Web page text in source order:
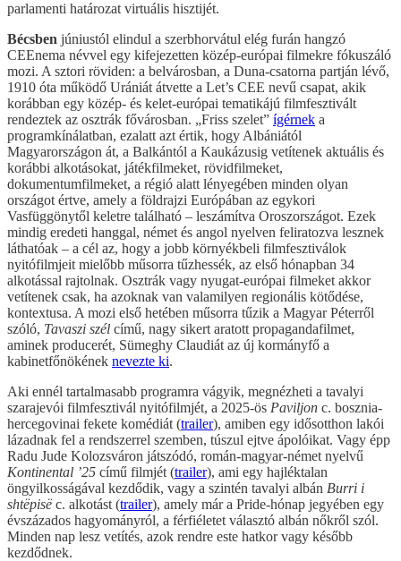
parlamenti határozat virtuális hisztijét.
Bécsben júniustól elindul a szerbhorvátul elég furán hangzó
CEEnema névvel egy kifejezetten közép-európai filmekre fókuszáló
mozi. A sztori röviden: a belvárosban, a Duna-csatorna partján lévő,
1910 óta működő Urániát átvette a Let’s CEE nevű csapat, akik
korábban egy közép- és kelet-európai tematikájú filmfesztivált
rendeztek az osztrák fővárosban. „Friss szelet” ígérnek a
programkínálatban, ezalatt azt értik, hogy Albániától
Magyarországon át, a Balkántól a Kaukázusig vetítenek aktuális és
korábbi alkotásokat, játékfilmeket, rövidfilmeket,
dokumentumfilmeket, a régió alatt lényegében minden olyan
országot értve, amely a földrajzi Európában az egykori
Vasfüggönytől keletre található – leszámítva Oroszországot. Ezek
mindig eredeti hanggal, német és angol nyelven feliratozva lesznek
láthatóak – a cél az, hogy a jobb környékbeli filmfesztiválok
nyitófilmjeit mielőbb műsorra tűzhessék, az első hónapban 34
alkotással rajtolnak. Osztrák vagy nyugat-európai filmeket akkor
vetítenek csak, ha azoknak van valamilyen regionális kötődése,
kontextusa. A mozi első hetében műsorra tűzik a Magyar Péterről
szóló, Tavaszi szél című, nagy sikert aratott propagandafilmet,
aminek producerét, Sümeghy Claudiát az új kormányfő a
kabinetfőnökének nevezte ki.
Aki ennél tartalmasabb programra vágyik, megnézheti a tavalyi
szarajevói filmfesztivál nyitófilmjét, a 2025-ös Paviljon c. bosznia-
hercegovinai fekete komédiát (trailer), amiben egy idősotthon lakói
lázadnak fel a rendszerrel szemben, túszul ejtve ápolóikat. Vagy épp
Radu Jude Kolozsváron játszódó, román-magyar-német nyelvű
Kontinental ’25 című filmjét (trailer), ami egy hajléktalan
öngyilkosságával kezdődik, vagy a szintén tavalyi albán Burri i
shtëpisë c. alkotást (trailer), amely már a Pride-hónap jegyében egy
évszázados hagyományról, a férfiéletet választó albán nőkről szól.
Minden nap lesz vetítés, azok rendre este hatkor vagy később
kezdődnek.